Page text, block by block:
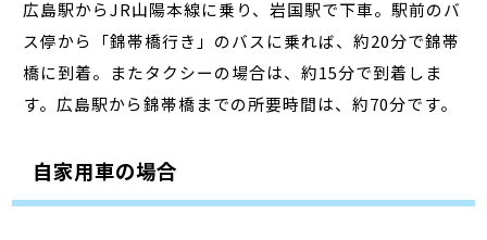
広島駅からJR山陽本線に乗り、岩国駅で下車。駅前のバ
ス停から「錦帯橋行き」のバスに乗れば、約20分で錦帯
橋に到着。またタクシーの場合は、約15分で到着しま
す。広島駅から錦帯橋までの所要時間は、約70分です。
自家用車の場合